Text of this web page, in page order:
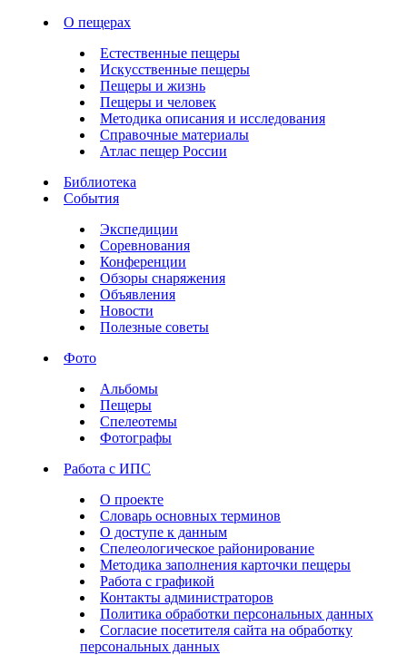
О пещерах
Естественные пещеры
Искусственные пещеры
Пещеры и жизнь
Пещеры и человек
Методика описания и исследования
Справочные материалы
Атлас пещер России
Библиотека
События
Экспедиции
Соревнования
Конференции
Обзоры снаряжения
Объявления
Новости
Полезные советы
Фото
Альбомы
Пещеры
Спелеотемы
Фотографы
Работа с ИПС
О проекте
Словарь основных терминов
О доступе к данным
Спелеологическое районирование
Методика заполнения карточки пещеры
Работа с графикой
Контакты администраторов
Политика обработки персональных данных
Согласие посетителя сайта на обработку
персональных данных